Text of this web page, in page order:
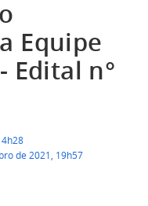
Equipe
Edital n°
de 2021, 19h57